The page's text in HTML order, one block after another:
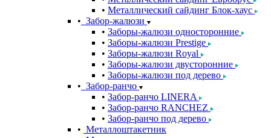
Металлический сайдинг Блок-хаус
Забор-жалюзи
Заборы-жалюзи односторонние
Заборы-жалюзи Prestige
Заборы-жалюзи Royal
Заборы-жалюзи двусторонние
Заборы-жалюзи под дерево
Забор-ранчо
Забор-ранчо LINERA
Забор-ранчо RANCHEZ
Забор-ранчо под дерево
Металлоштакетник